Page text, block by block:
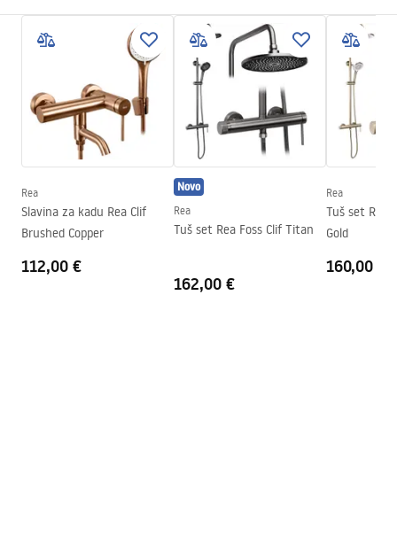
Boja
Četkana bakar
Vrsta izljevne cijevi
Fiksna
Mjed
Doseg izljeva
205mm
Tehnologija premazivanja
Promjer priključka
Jamstvo
Jamstveni uvjeti
Warranty_Terms_and_Conditions_Faucets_-_5.pdf
Upute za montažu
faucet.pdf
Sigurnosne informacije
Safety_Information_Faucets.pdf
Rea
Slavina za kadu Rea Clif
Brushed Copper
112,00 €
Novo
Rea
Tuš set Rea Foss Clif Titan
162,00 €
Rea
Tuš set Rea
Gold
160,00 €